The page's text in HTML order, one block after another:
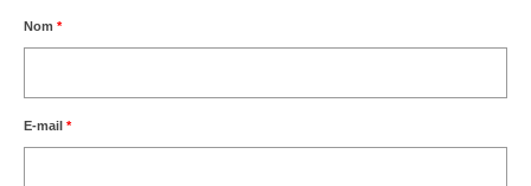
Nom *
E-mail *